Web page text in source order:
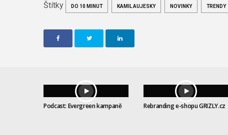
Štítky DO 10 MINUT KAMIL AUJESKY NOVINKY TRENDY
Podcast: Evergreen kampaně Rebranding e-shopu GRIZLY.cz